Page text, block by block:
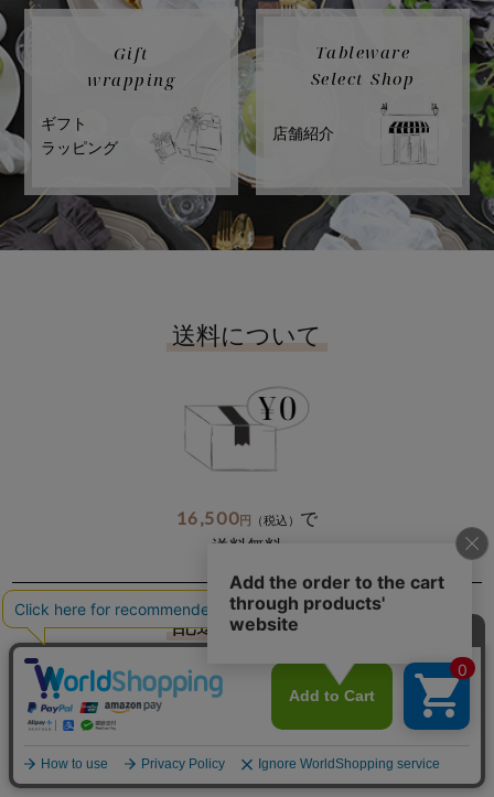
Gift
wrapping
ギフト
ラッピング
Tableware
Select Shop
店舗紹介
送料について
16,500円 （税込） で
送料無料
配送について